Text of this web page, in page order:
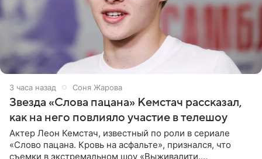
3 часа назад Соня Жарова
Звезда «Слова пацана» Кемстач рассказал,
как на него повлияло участие в телешоу
Актер Леон Кемстач, известный по роли в сериале
«Слово пацана. Кровь на асфальте», признался, что
съемки в экстремальном шоу «Выживалити.